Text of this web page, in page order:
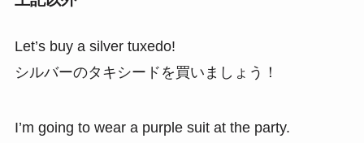
Let’s buy a silver tuxedo!
シルバーのタキシードを買いましょう！
I’m going to wear a purple suit at the party.